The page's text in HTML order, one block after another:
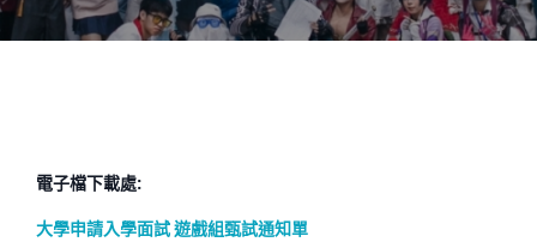
電子檔下載處:
大學申請入學面試 遊戲組甄試通知單